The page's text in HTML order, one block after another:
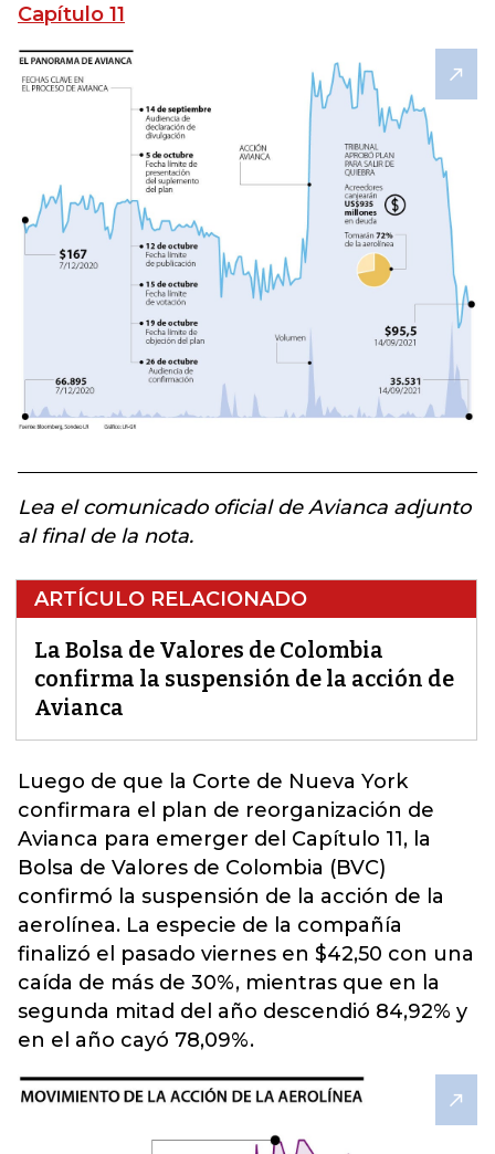
Capítulo 11
Lea el comunicado oficial de Avianca adjunto
al final de la nota.
ARTÍCULO RELACIONADO
La Bolsa de Valores de Colombia
confirma la suspensión de la acción de
Avianca
Luego de que la Corte de Nueva York
confirmara el plan de reorganización de
Avianca para emerger del Capítulo 11, la
Bolsa de Valores de Colombia (BVC)
confirmó la suspensión de la acción de la
aerolínea. La especie de la compañía
finalizó el pasado viernes en $42,50 con una
caída de más de 30%, mientras que en la
segunda mitad del año descendió 84,92% y
en el año cayó 78,09%.